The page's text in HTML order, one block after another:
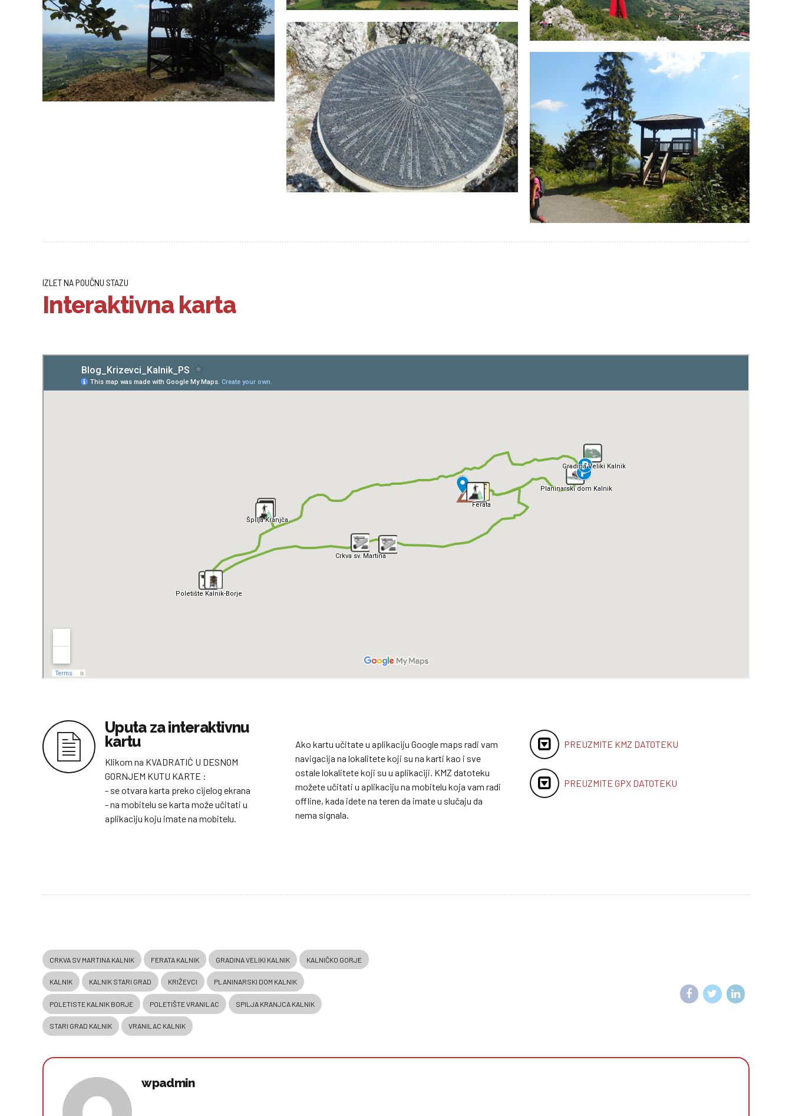
IZLET NA POUČNU STAZU
Interaktivna karta
Uputa za interaktivnu
kartu
Klikom na KVADRATIĆ U DESNOM
GORNJEM KUTU KARTE :
- se otvara karta preko cijelog ekrana
- na mobitelu se karta može učitati u
aplikaciju koju imate na mobitelu.
Ako kartu učitate u aplikaciju Google maps radi vam
navigacija na lokalitete koji su na karti kao i sve
ostale lokalitete koji su u aplikaciji. KMZ datoteku
možete učitati u aplikaciju na mobitelu koja vam radi
offline, kada idete na teren da imate u slučaju da
nema signala.
PREUZMITE KMZ DATOTEKU
PREUZMITE GPX DATOTEKU
CRKVA SV MARTINA KALNIK FERATA KALNIK GRADINA VELIKI KALNIK KALNIČKO GORJE
KALNIK KALNIK STARI GRAD KRIŽEVCI PLANINARSKI DOM KALNIK
POLETISTE KALNIK BORJE POLETIŠTE VRANILAC SPILJA KRANJCA KALNIK
STARI GRAD KALNIK VRANILAC KALNIK
wpadmin